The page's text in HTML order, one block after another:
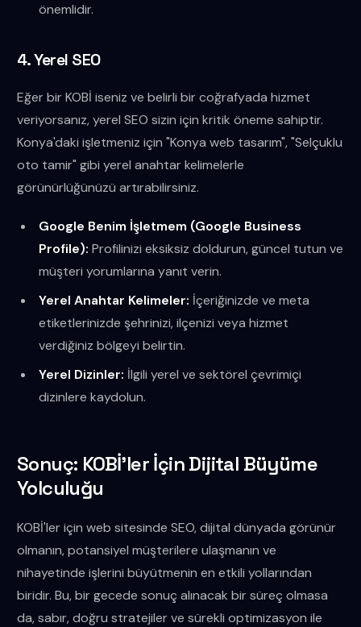
önemlidir.
4. Yerel SEO
Eğer bir KOBİ iseniz ve belirli bir coğrafyada hizmet
veriyorsanız, yerel SEO sizin için kritik öneme sahiptir.
Konya'daki işletmeniz için "Konya web tasarım", "Selçuklu
oto tamir" gibi yerel anahtar kelimelerle
görünürlüğünüzü artırabilirsiniz.
Google Benim İşletmem (Google Business
Profile): Profilinizi eksiksiz doldurun, güncel tutun ve
müşteri yorumlarına yanıt verin.
Yerel Anahtar Kelimeler: İçeriğinizde ve meta
etiketlerinizde şehrinizi, ilçenizi veya hizmet
verdiğiniz bölgeyi belirtin.
Yerel Dizinler: İlgili yerel ve sektörel çevrimiçi
dizinlere kaydolun.
Sonuç: KOBİ'ler İçin Dijital Büyüme
Yolculuğu
KOBİ'ler için web sitesinde SEO, dijital dünyada görünür
olmanın, potansiyel müşterilere ulaşmanın ve
nihayetinde işlerini büyütmenin en etkili yollarından
biridir. Bu, bir gecede sonuç alınacak bir süreç olmasa
da, sabır, doğru stratejiler ve sürekli optimizasyon ile